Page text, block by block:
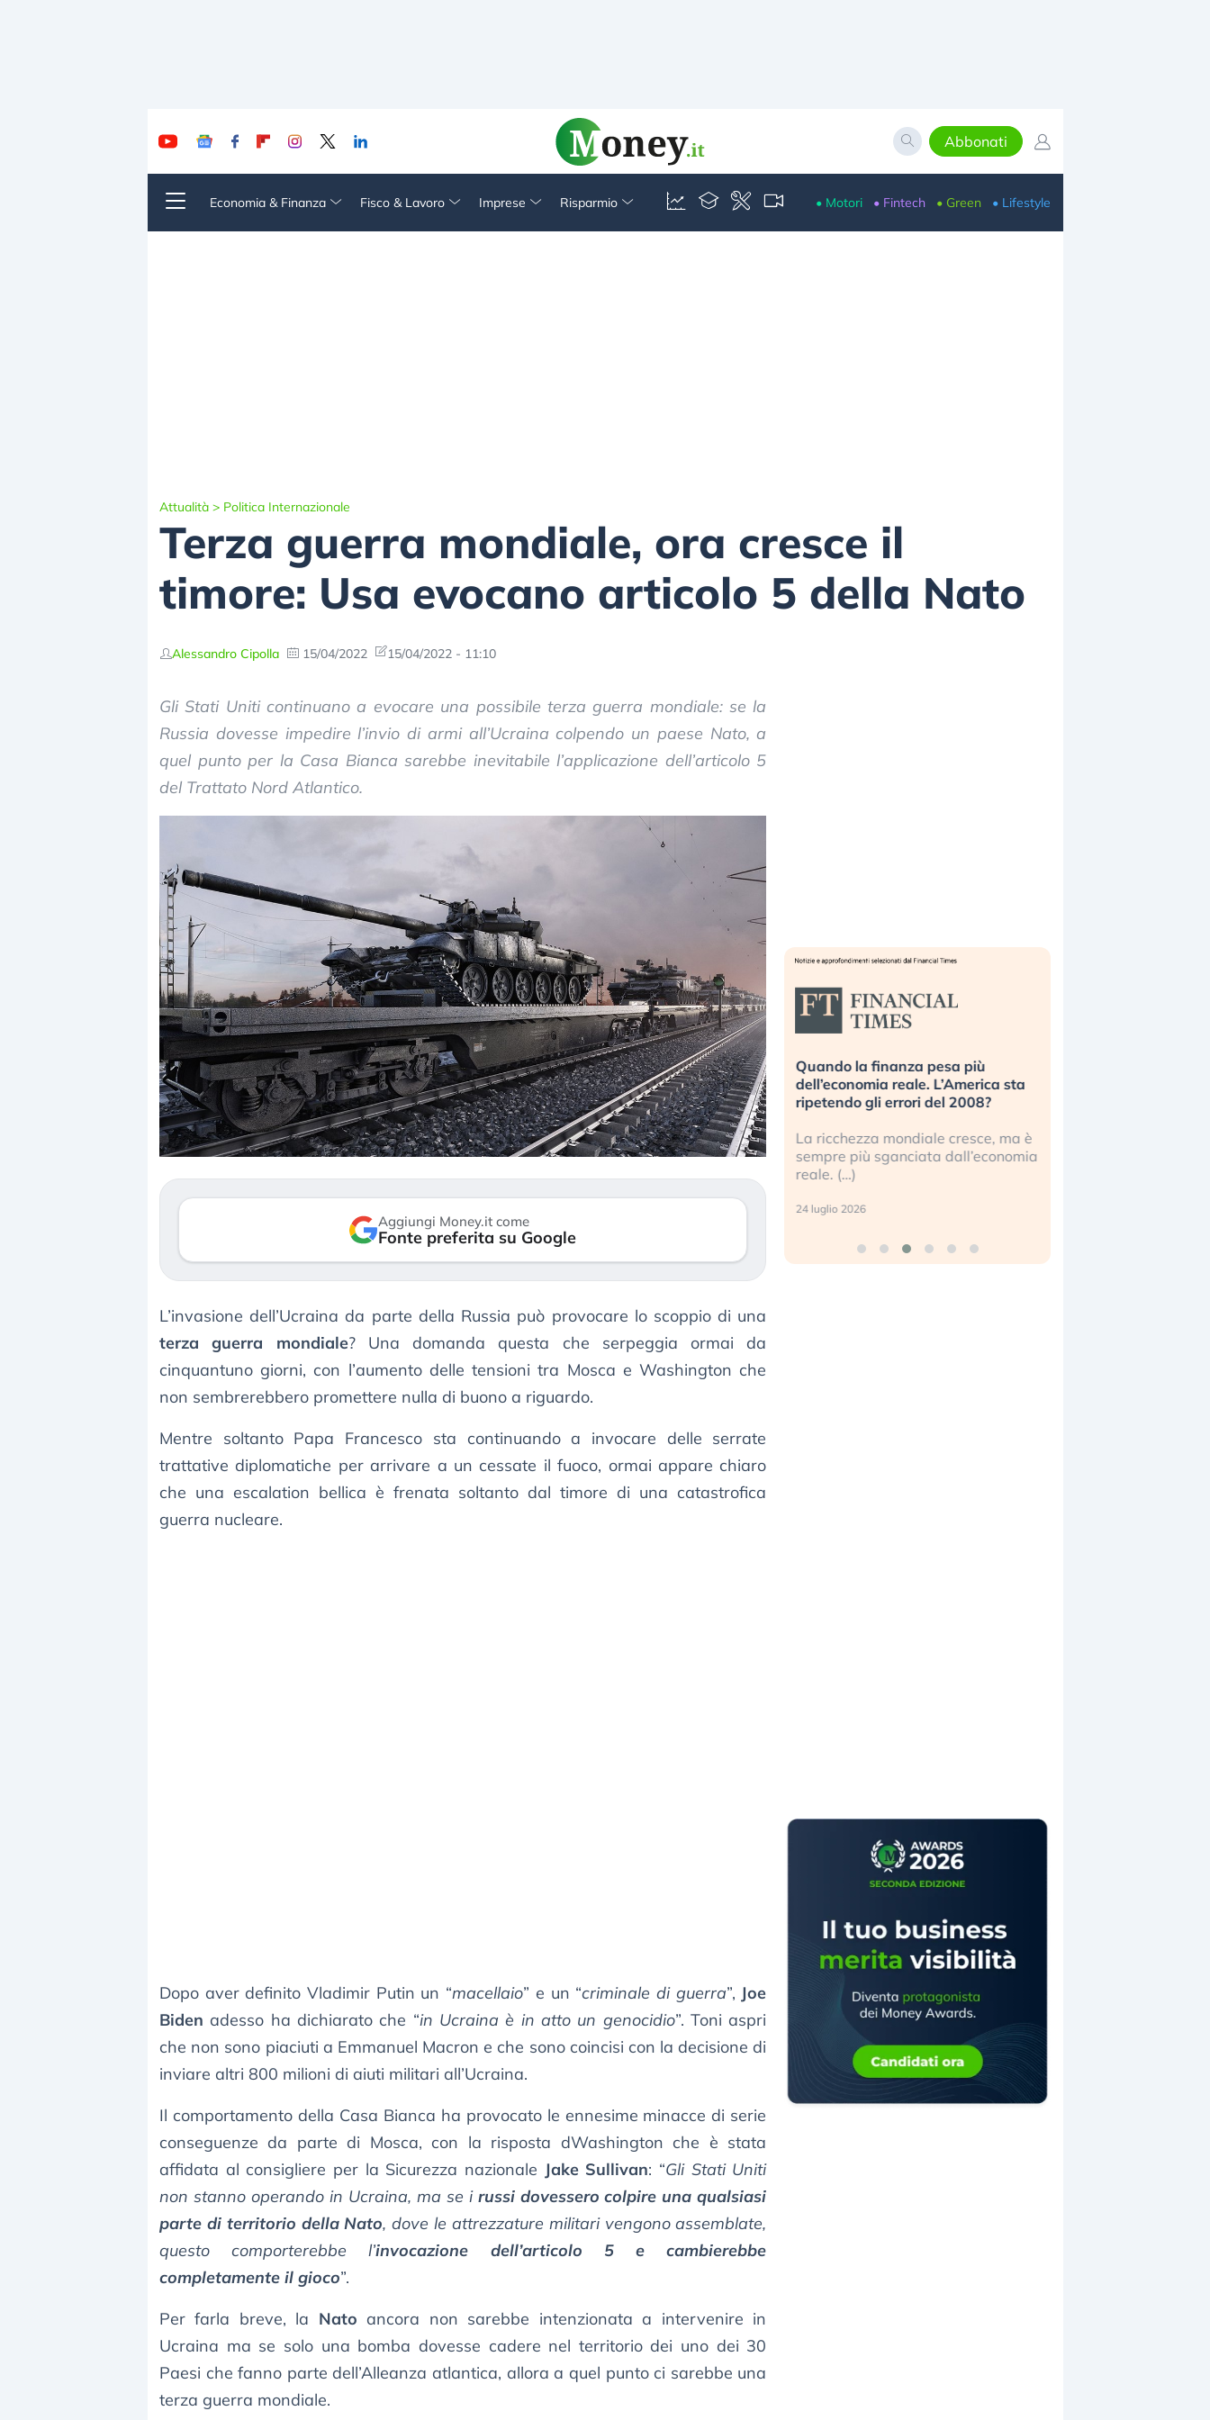
Abbonati
Economia & Finanza Fisco & Lavoro Imprese Risparmio • Motori • Fintech • Green • Lifestyle
Attualità > Politica Internazionale
Terza guerra mondiale, ora cresce il
timore: Usa evocano articolo 5 della Nato
Alessandro Cipolla 15/04/2022 15/04/2022 - 11:10
Gli Stati Uniti continuano a evocare una possibile terza guerra mondiale: se la
Russia dovesse impedire l’invio di armi all’Ucraina colpendo un paese Nato, a
quel punto per la Casa Bianca sarebbe inevitabile l’applicazione dell’articolo 5
del Trattato Nord Atlantico.
Aggiungi Money.it come
Fonte preferita su Google
L’invasione dell’Ucraina da parte della Russia può provocare lo scoppio di una
terza guerra mondiale? Una domanda questa che serpeggia ormai da
cinquantuno giorni, con l’aumento delle tensioni tra Mosca e Washington che
non sembrerebbero promettere nulla di buono a riguardo.
Mentre soltanto Papa Francesco sta continuando a invocare delle serrate
trattative diplomatiche per arrivare a un cessate il fuoco, ormai appare chiaro
che una escalation bellica è frenata soltanto dal timore di una catastrofica
guerra nucleare.
Dopo aver definito Vladimir Putin un “macellaio” e un “criminale di guerra”, Joe
Biden adesso ha dichiarato che “in Ucraina è in atto un genocidio”. Toni aspri
che non sono piaciuti a Emmanuel Macron e che sono coincisi con la decisione di
inviare altri 800 milioni di aiuti militari all’Ucraina.
Il comportamento della Casa Bianca ha provocato le ennesime minacce di serie
conseguenze da parte di Mosca, con la risposta dWashington che è stata
affidata al consigliere per la Sicurezza nazionale Jake Sullivan: “Gli Stati Uniti
non stanno operando in Ucraina, ma se i russi dovessero colpire una qualsiasi
parte di territorio della Nato, dove le attrezzature militari vengono assemblate,
questo comporterebbe l’invocazione dell’articolo 5 e cambierebbe
completamente il gioco”.
Per farla breve, la Nato ancora non sarebbe intenzionata a intervenire in
Ucraina ma se solo una bomba dovesse cadere nel territorio dei uno dei 30
Paesi che fanno parte dell’Alleanza atlantica, allora a quel punto ci sarebbe una
terza guerra mondiale.
Dalle valutazioni estreme alla
correzione. Cosa sta guidando il
repricing degli asset?
Gli investitori stanno finalmente
mostrando segni di stanchezza
«La mia vita è rovinata». Investitori
in preda al panico dopo lo scoppio
della bolla AI
Il crollo della bolla AI travolge il
Kospi, mentre gli investitori retail (…)
Quando la finanza pesa più
dell’economia reale. L’America sta
ripetendo gli errori del 2008?
La ricchezza mondiale cresce, ma è
sempre più sganciata dall’economia
reale. (…)
24 luglio 2026